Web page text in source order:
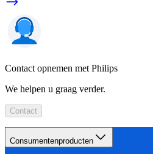
Contact opnemen met Philips
We helpen u graag verder.
Contact
Consumentenproducten